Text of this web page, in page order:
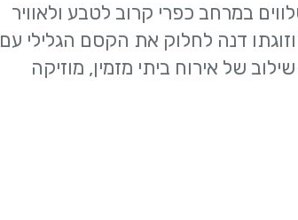
במרחב כפרי קרוב לטבע ולאוויר
דנה לחלוק את הקסם הגלילי עם
של אירוח ביתי מזמין, מוזיקה